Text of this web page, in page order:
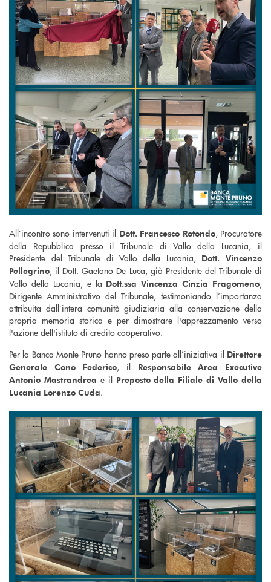
All’incontro sono intervenuti il Dott. Francesco Rotondo, Procuratore
della Repubblica presso il Tribunale di Vallo della Lucania, il
Presidente del Tribunale di Vallo della Lucania, Dott. Vincenzo
Pellegrino, il Dott. Gaetano De Luca, già Presidente del Tribunale di
Vallo della Lucania, e la Dott.ssa Vincenza Cinzia Fragomeno,
Dirigente Amministrativo del Tribunale, testimoniando l’importanza
attribuita dall’intera comunità giudiziaria alla conservazione della
propria memoria storica e per dimostrare l'apprezzamento verso
l'azione dell'istituto di credito cooperativo.
Per la Banca Monte Pruno hanno preso parte all’iniziativa il Direttore
Generale Cono Federico, il Responsabile Area Executive
Antonio Mastrandrea e il Preposto della Filiale di Vallo della
Lucania Lorenzo Cuda.